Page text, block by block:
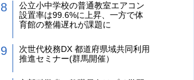
公立小中学校の普通教室エアコン
設置率は99.6%に上昇、一方で体
育館の整備遅れが課題に
次世代校務DX 都道府県域共同利用
推進セミナー(群馬開催）